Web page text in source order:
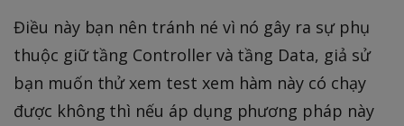
Điều này bạn nên tránh né vì nó gây ra sự phụ
thuộc giữ tầng Controller và tầng Data, giả sử
bạn muốn thử xem test xem hàm này có chạy
được không thì nếu áp dụng phương pháp này